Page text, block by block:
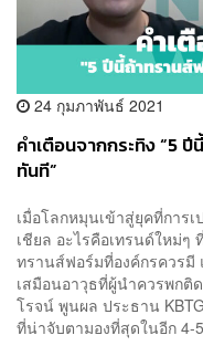
24 กุมภาพันธ์ 2021
คำเตือนจากกระทิง “5
ทันที”
เมื่อโลกหมุนเข้าสู่ยุคที่การ
เชียล อะไรคือเทรนด์ใหม่ๆ
ทรานส์ฟอร์มที่องค์กรควรมี
เสมือนอาวุธที่ผู้นำควรพก
โรจน์ พูนผล ประธาน
ที่น่าจับตามองที่สุดในอีก 4-